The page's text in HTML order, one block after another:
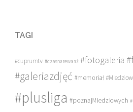
TAGI
#cuprumtv #czasnarewanż #fotogaleria
#galeriazdjęć #memoriał
#plusliga #poznajMiedziowych